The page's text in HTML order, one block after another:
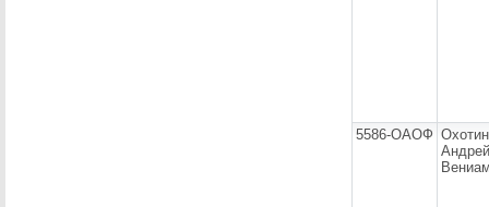
5586-ОАОФ Охотин
Андрей